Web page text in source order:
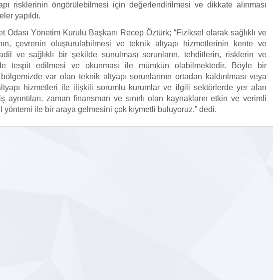
risklerinin öngörülebilmesi için değerlendirilmesi ve dikkate alınması
yapıldı.
Odası Yönetim Kurulu Başkanı Recep Öztürk; “Fiziksel olarak sağlıklı ve
çevrenin oluşturulabilmesi ve teknik altyapı hizmetlerinin kente ve
ve sağlıklı bir şekilde sunulması sorunların, tehditlerin, risklerin ve
tespit edilmesi ve okunması ile mümkün olabilmektedir. Böyle bir
var olan teknik altyapı sorunlarının ortadan kaldırılması veya
hizmetleri ile ilişkili sorumlu kurumlar ve ilgili sektörlerde yer alan
ayrıntıları, zaman finansman ve sınırlı olan kaynakların etkin ve verimli
yöntemi ile bir araya gelmesini çok kıymetli buluyoruz.” dedi.